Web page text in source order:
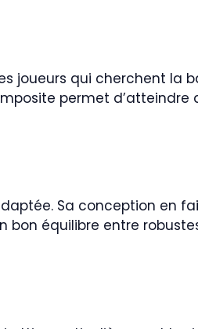
joueurs qui cherchent la
permet d’atteindre
Sa conception en
bon équilibre entre